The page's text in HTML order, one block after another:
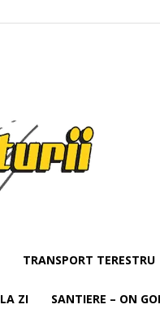
TRANSPORT TERESTRU
LA ZI SANTIERE – ON